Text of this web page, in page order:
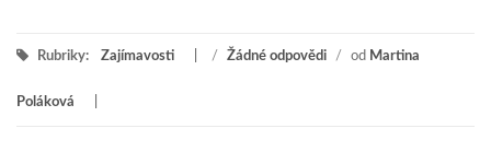
Rubriky: Zajímavosti / Žádné odpovědi / od Martina
Poláková